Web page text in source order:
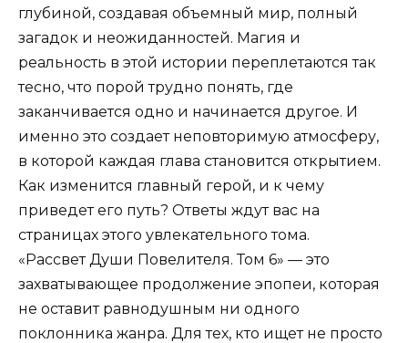
глубиной, создавая объемный мир, полный
загадок и неожиданностей. Магия и
реальность в этой истории переплетаются так
тесно, что порой трудно понять, где
заканчивается одно и начинается другое. И
именно это создает неповторимую атмосферу,
в которой каждая глава становится открытием.
Как изменится главный герой, и к чему
приведет его путь? Ответы ждут вас на
страницах этого увлекательного тома.
«Рассвет Души Повелителя. Том 6» — это
захватывающее продолжение эпопеи, которая
не оставит равнодушным ни одного
поклонника жанра. Для тех, кто ищет не просто